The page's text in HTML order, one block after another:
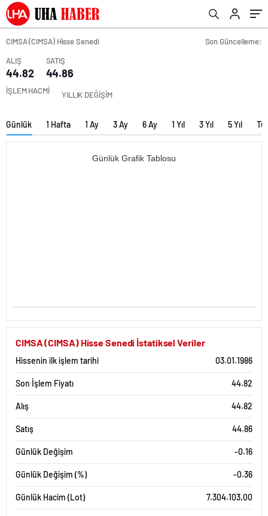
CIMSA (CIMSA) Hisse Senedi
Son Güncelleme:
ALIŞ
44.82
SATIŞ
44.86
İŞLEM HACMİ YILLIK DEĞİŞİM
Günlük 1 Hafta 1 Ay 3 Ay 6 Ay 1 Yıl 3 Yıl 5 Yıl
Günlük Grafik Tablosu
CIMSA (CIMSA) Hisse Senedi İstatiksel Veriler
Hissenin ilk işlem tarihi 03.01.1986
Son İşlem Fiyatı 44.82
Alış 44.82
Satış 44.86
Günlük Değişim -0.16
Günlük Değişim (%) -0.36
Günlük Hacim (Lot) 7.304.103,00